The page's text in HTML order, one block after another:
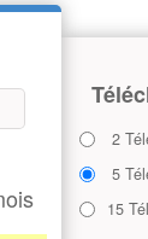
2
5
15